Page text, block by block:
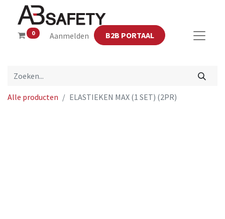
0 Aanmelden B2B PORTAAL
Alle producten ELASTIEKEN MAX (1 SET) (2PR)